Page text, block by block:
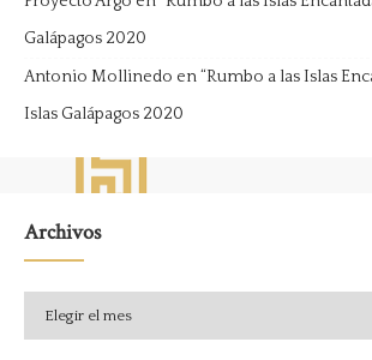
Galápagos 2020
Antonio Mollinedo en“Rumbo a las Islas
Islas Galápagos 2020
ArchivosArchivos